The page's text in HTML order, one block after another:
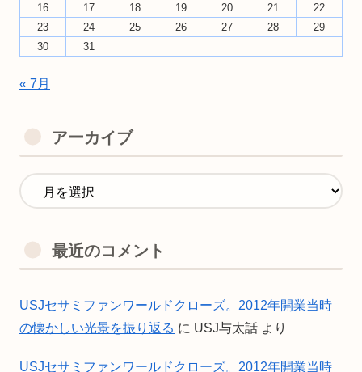
16
17 18 19 20 21
22
23
24 25 26 27 28
29
30
31
« 7月
アーカイブ
最近のコメント
USJセサミファンワールドクローズ。2012年開業当時
の懐かしい光景を振り返る に USJ与太話 より
USJセサミファンワールドクローズ。2012年開業当時